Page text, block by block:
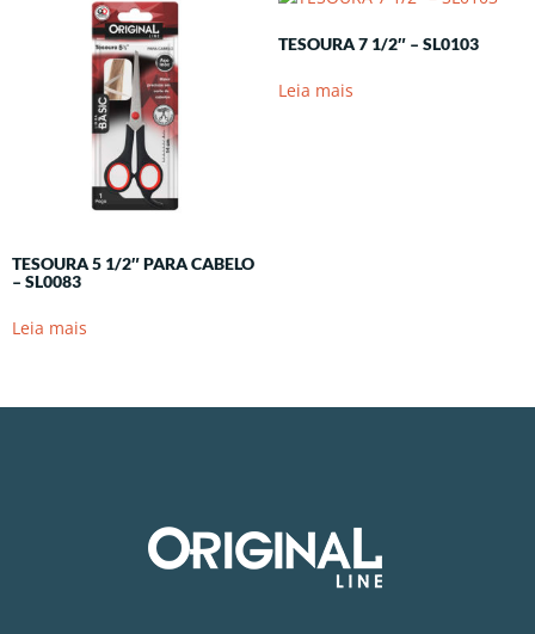
TESOURA 5 1/2″ PARA CABELO
– SL0083
Leia mais
TESOURA 7 1/2″ – SL0103
Leia mais